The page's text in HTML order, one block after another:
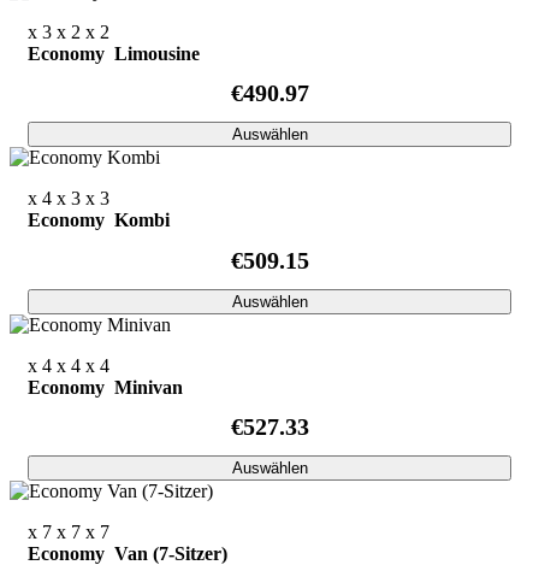
x 3 x 2 x 2
Economy Limousine
€490.97
Auswählen
x 4 x 3 x 3
Economy Kombi
€509.15
Auswählen
x 4 x 4 x 4
Economy Minivan
€527.33
Auswählen
x 7 x 7 x 7
Economy Van (7-Sitzer)